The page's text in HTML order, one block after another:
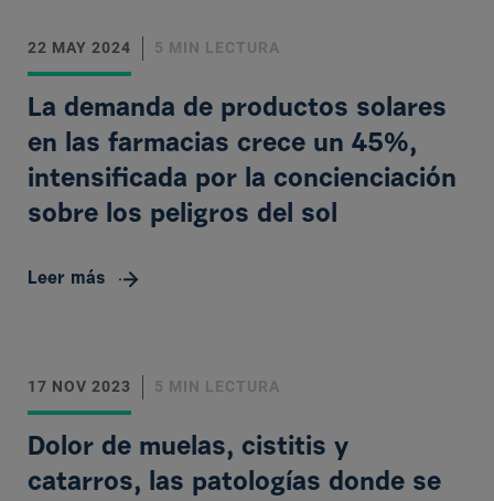
22 MAY 2024 5 MIN LECTURA
La demanda de productos solares
en las farmacias crece un 45%,
intensificada por la concienciación
sobre los peligros del sol
Leer más
17 NOV 2023 5 MIN LECTURA
Dolor de muelas, cistitis y
catarros, las patologías donde se